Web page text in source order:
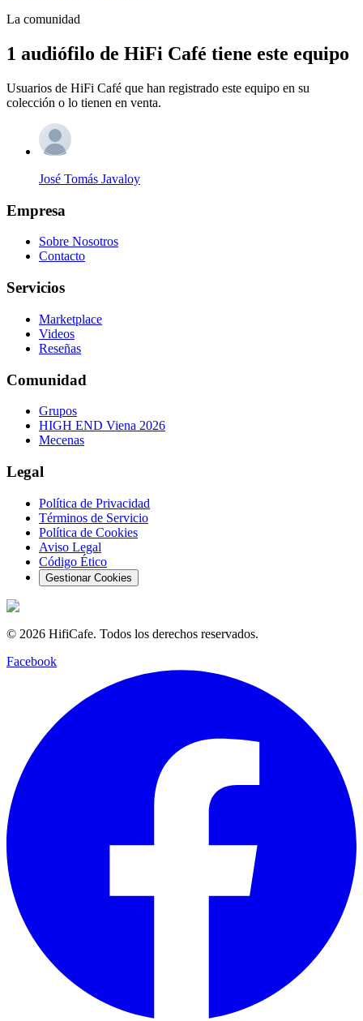
La comunidad
1 audiófilo de HiFi Café tiene este equipo
Usuarios de HiFi Café que han registrado este equipo en su
colección o lo tienen en venta.
José Tomás Javaloy
Empresa
Sobre Nosotros
Contacto
Servicios
Marketplace
Videos
Reseñas
Comunidad
Grupos
HIGH END Viena 2026
Mecenas
Legal
Política de Privacidad
Términos de Servicio
Política de Cookies
Aviso Legal
Código Ético
Gestionar Cookies
© 2026 HifiCafe. Todos los derechos reservados.
Facebook